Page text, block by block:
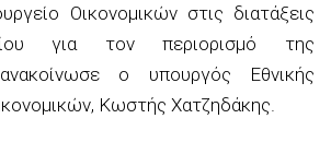
Οικονομικών στις διατάξεις
για τον περιορισμό της
ο υπουργός Εθνικής
Κωστής Χατζηδάκης.